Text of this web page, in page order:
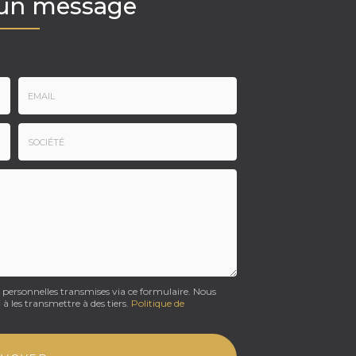
message
Email
*
Société
transmises via ce formulaire. Nous
les transmettre à des tiers. Politique de